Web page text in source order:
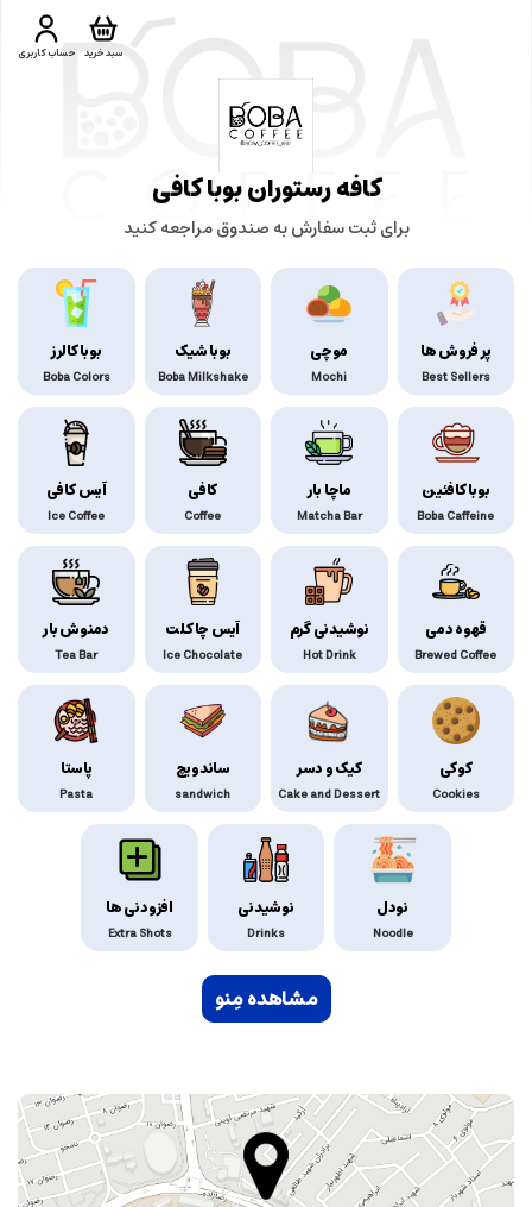
حساب کاربری سبد خرید
کافه رستوران بوبا کافی
برای ثبت سفارش به صندوق مراجعه کنید
پر فروش ها
Best Sellers
موچی
Mochi
بوبا شیک
Boba Milkshake
بوبا کالرز
Boba Colors
بوبا کافئین
Boba Caffeine
ماچا بار
Matcha Bar
کافی
Coffee
آیس کافی
Ice Coffee
قهوه دمی
Brewed Coffee
نوشیدنی گرم
Hot Drink
آیس چاکلت
Ice Chocolate
دمنوش بار
Tea Bar
کوکی
Cookies
کیک و دسر
Cake and Dessert
ساندویچ
sandwich
پاستا
Pasta
نودل
Noodle
نوشیدنی
Drinks
افزودنی ها
Extra Shots
مشاهده مِنو